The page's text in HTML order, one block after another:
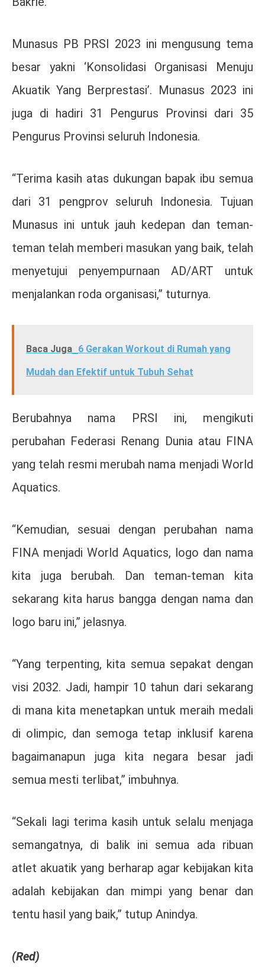
Munasus PB PRSI 2023 ini mengusung tema
besar yakni ‘Konsolidasi Organisasi Menuju
Akuatik Yang Berprestasi’. Munasus 2023 ini
juga di hadiri 31 Pengurus Provinsi dari 35
Pengurus Provinsi seluruh Indonesia.
“Terima kasih atas dukungan bapak ibu semua
dari 31 pengprov seluruh Indonesia. Tujuan
Munasus ini untuk jauh kedepan dan teman-
teman telah memberi masukan yang baik, telah
menyetujui penyempurnaan AD/ART untuk
menjalankan roda organisasi,” tuturnya.
Baca Juga 6 Gerakan Workout di Rumah yang
Mudah dan Efektif untuk Tubuh Sehat
Berubahnya nama PRSI ini, mengikuti
perubahan Federasi Renang Dunia atau FINA
yang telah resmi merubah nama menjadi World
Aquatics.
“Kemudian, sesuai dengan perubahan nama
FINA menjadi World Aquatics, logo dan nama
kita juga berubah. Dan teman-teman kita
sekarang kita harus bangga dengan nama dan
logo baru ini,” jelasnya.
“Yang terpenting, kita semua sepakat dengan
visi 2032. Jadi, hampir 10 tahun dari sekarang
di mana kita menetapkan untuk meraih medali
di olimpic, dan semoga tetap inklusif karena
bagaimanapun juga kita negara besar jadi
semua mesti terlibat,” imbuhnya.
“Sekali lagi terima kasih untuk selalu menjaga
semangatnya, di balik ini semua ada ribuan
atlet akuatik yang berharap agar kebijakan kita
adalah kebijakan dan mimpi yang benar dan
tentu hasil yang baik,” tutup Anindya.
(Red)